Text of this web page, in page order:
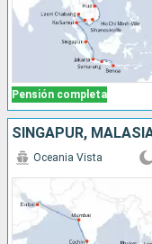
Pensión completa
Oceania Vista